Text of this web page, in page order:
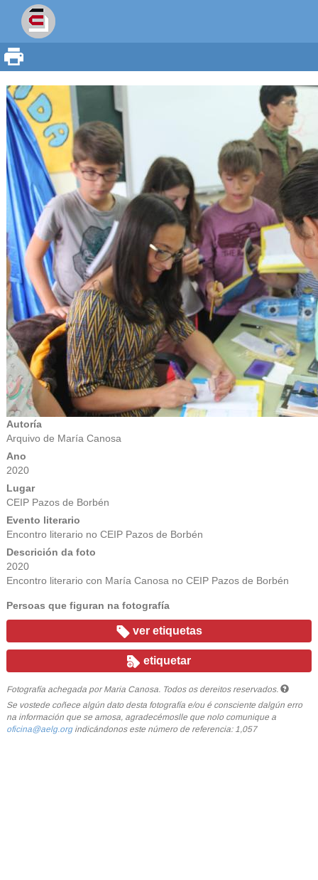
Autoría
Arquivo de María Canosa
Ano
2020
Lugar
CEIP Pazos de Borbén
Evento literario
Encontro literario no CEIP Pazos de Borbén
Descrición da foto
2020
Encontro literario con María Canosa no CEIP Pazos de Borbén
Persoas que figuran na fotografía
ver etiquetas
etiquetar
Fotografía achegada por Maria Canosa. Todos os dereitos reservados.
Se vostede coñece algún dato desta fotografía e/ou é consciente dalgún erro
na información que se amosa, agradecémoslle que nolo comunique a
oficina@aelg.orgindicándonos este número de referencia: 1,057